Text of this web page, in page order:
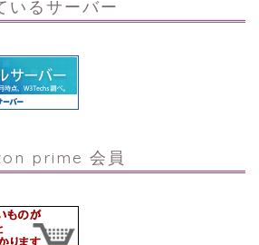
いるサーバー
prime 会員